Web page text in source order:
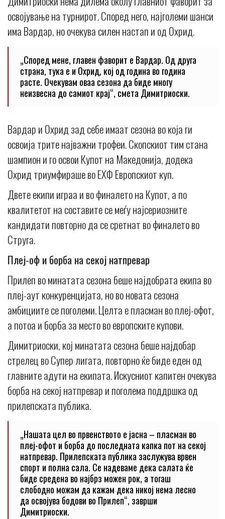
освојување на турнирот. Според него, најголеми шанси
има Вардар, но очекува силен настап и од Охрид.
„Според мене, главен фаворит е Вардар. Од друга
страна, тука е и Охрид, кој од година во година
расте. Очекувам оваа сезона да биде многу
неизвесна до самиот крај“, смета Димитриоски.
Вардар и Охрид зад себе имаат сезона во која ги
освоија трите најважни трофеи. Скопскиот тим стана
шампион и го освои Купот на Македонија, додека
Охрид триумфираше во ЕХФ Европскиот куп.
Двете екипи играа и во финалето на Купот, а по
квалитетот на составите се меѓу најсериозните
кандидати повторно да се сретнат во финалето во
Струга.
Плеј-оф и борба на секој натпревар
Прилеп во минатата сезона беше најдобрата екипа во
плеј-аут конкуренцијата, но во новата сезона
амбициите се поголеми. Целта е пласман во плеј-офот,
а потоа и борба за место во европските купови.
Димитриоски, кој минатата сезона беше најдобар
стрелец во Супер лигата, повторно ќе биде еден од
главните адути на екипата. Искусниот капитен очекува
борба на секој натпревар и поголема поддршка од
прилепската публика.
„Нашата цел во првенството е јасна – пласман во
плеј-офот и борба до последната капка пот на секој
натпревар. Прилепската публика заслужува врвен
спорт и полна сала. Се надеваме дека салата ќе
биде средена во најбрз можен рок, а тогаш
слободно можам да кажам дека никој нема лесно
да освојува бодови во Прилеп“, заврши
Димитриоски.